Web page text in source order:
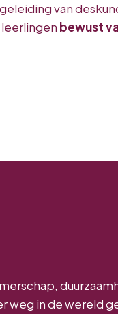
van
bewust
weg in de wereld